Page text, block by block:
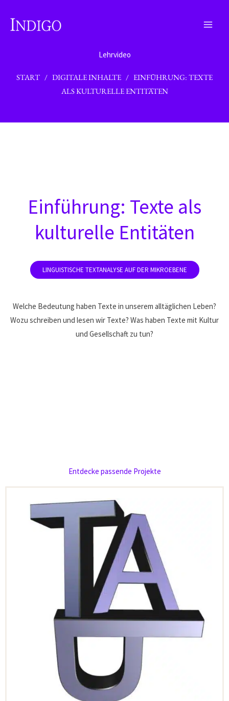
Inhalt
springen
Lehrvideo
START / DIGITALE INHALTE / EINFÜHRUNG: TEXTE
ALS KULTURELLE ENTITÄTEN
Einführung: Texte als
kulturelle Entitäten
Welche Bedeutung haben Texte in unserem alltäglichen Leben?
Wozu schreiben und lesen wir Texte? Was haben Texte mit Kultur
und Gesellschaft zu tun?
Entdecke passende Projekte